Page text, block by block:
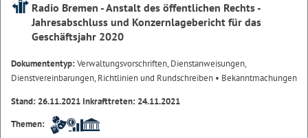
Radio Bremen - Anstalt des öffentlichen Rechts -
Jahresabschluss und Konzernlagebericht für das
Geschäftsjahr 2020
Dokumententyp:Verwaltungsvorschriften, Dienstanweisungen,
Dienstvereinbarungen, Richtlinien und Rundschreiben • Bekanntmachungen
Stand: 26.11.2021 Inkrafttreten: 24.11.2021
Themen: